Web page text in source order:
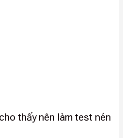
thấy nên làm test nén